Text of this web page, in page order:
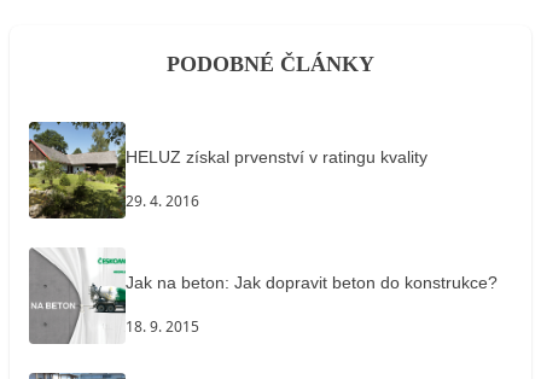
PODOBNÉ ČLÁNKY
HELUZ získal prvenství v ratingu kvality
29. 4. 2016
Jak na beton: Jak dopravit beton do konstrukce?
18. 9. 2015